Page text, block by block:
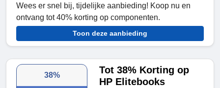
Wees er snel bij, tijdelijke aanbieding! Koop nu en
ontvang tot 40% korting op componenten.
Toon deze aanbieding
38%
Tot 38% Korting op
HP Elitebooks